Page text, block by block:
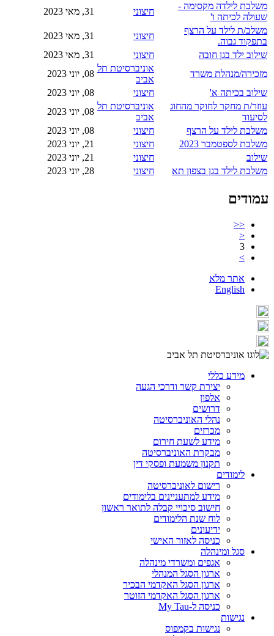
משלבת לילדה מקסימה -
שעולה לכיתה ו'
חיצוני
31, מאי 2023
משלב/ת לילד על הרצף
בתפקוד גבוה.
חיצוני
31, מאי 2023
שילוב ילד בגן חובה
חיצוני
31, מאי 2023
מזכירה/מנהלת משרד
אוניברסיטת תל
אביב
08, יוני 2023
שילוב בכיתה א'
חיצוני
08, יוני 2023
עוזר/ת מחקר לחוקר מהחוג
לסיעוד
אוניברסיטת תל
אביב
08, יוני 2023
משלבת לילד על הרצף
חיצוני
08, יוני 2023
משלבת לספטמבר 2023
חיצוני
21, יוני 2023
שילוב
חיצוני
21, יוני 2023
משלבת לילד בגן בצפון תא
חיצוני 28, יוני 2023
עמודים
<<
<
3
>
אתר מלא
English
מידע כללי
יצירת קשר ודרכי הגעה
אלפון
דרושים
נהלי האוניברסיטה
מכרזים
מידע לשעת חירום
מבקרת האוניברסיטה
תקנון משמעת ופסקי דין
לימודים
רישום לאוניברסיטה
מידע למתעניינים בלימודים
חישוב סיכויי קבלה לתואר ראשון
לוח שנת הלימודים
ידיעונים
כניסה לאזור האישי
סגל ומינהלה
אגפים ומשרדי מינהלה
ארגון הסגל המנהלי
ארגון הסגל האקדמי הבכיר
ארגון הסגל האקדמי הזוטר
כניסה ל-My Tau
נגישות
נגישות בקמפוס